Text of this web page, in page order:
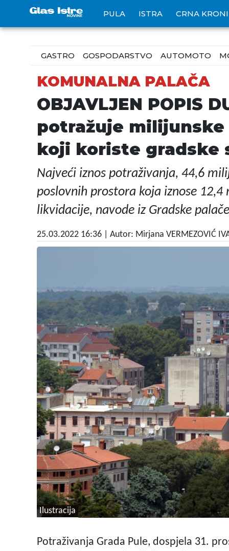
PULA ISTRA CRNA
GASTRO GOSPODARSTVO AUTOMOTO
KOMUNALNA PALAČA
OBJAVLJEN POPIS
potražuje
koji koriste gradske
Najveći iznos potraživanja, 44,6
poslovnih prostora koja iznose
likvidacije, navode iz Gradske palače
25.03.2022 16:36 | Autor: Mirjana VERMEZOVIĆ
Ilustracija
Potraživanja Grada Pule, dospjela 31.